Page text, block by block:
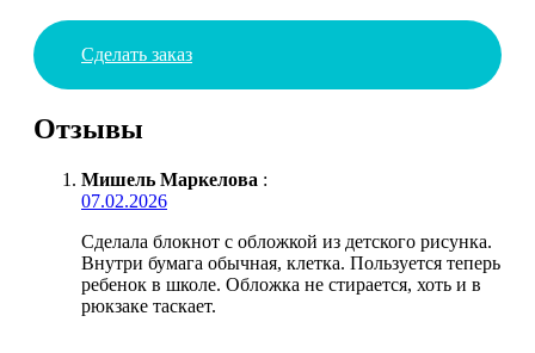
Сделать заказ
Отзывы
Мишель Маркелова :
07.02.2026
Сделала блокнот с обложкой из детского рисунка.
Внутри бумага обычная, клетка. Пользуется теперь
ребенок в школе. Обложка не стирается, хоть и в
рюкзаке таскает.